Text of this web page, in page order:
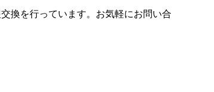
換を行っています。お気軽にお問い合